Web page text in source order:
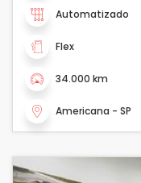
Automatizado
Flex
34.000 km
Americana - SP